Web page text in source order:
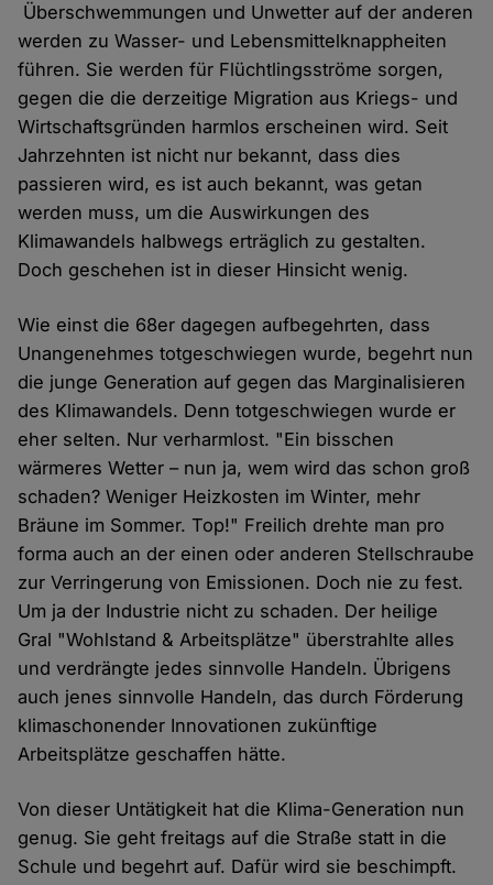
Überschwemmungen und Unwetter auf der anderen
werden zu Wasser- und Lebensmittelknappheiten
führen. Sie werden für Flüchtlingsströme sorgen,
gegen die die derzeitige Migration aus Kriegs- und
Wirtschaftsgründen harmlos erscheinen wird. Seit
Jahrzehnten ist nicht nur bekannt, dass dies
passieren wird, es ist auch bekannt, was getan
werden muss, um die Auswirkungen des
Klimawandels halbwegs erträglich zu gestalten.
Doch geschehen ist in dieser Hinsicht wenig.
Wie einst die 68er dagegen aufbegehrten, dass
Unangenehmes totgeschwiegen wurde, begehrt nun
die junge Generation auf gegen das Marginalisieren
des Klimawandels. Denn totgeschwiegen wurde er
eher selten. Nur verharmlost. "Ein bisschen
wärmeres Wetter – nun ja, wem wird das schon groß
schaden? Weniger Heizkosten im Winter, mehr
Bräune im Sommer. Top!" Freilich drehte man pro
forma auch an der einen oder anderen Stellschraube
zur Verringerung von Emissionen. Doch nie zu fest.
Um ja der Industrie nicht zu schaden. Der heilige
Gral "Wohlstand & Arbeitsplätze" überstrahlte alles
und verdrängte jedes sinnvolle Handeln. Übrigens
auch jenes sinnvolle Handeln, das durch Förderung
klimaschonender Innovationen zukünftige
Arbeitsplätze geschaffen hätte.
Von dieser Untätigkeit hat die Klima-Generation nun
genug. Sie geht freitags auf die Straße statt in die
Schule und begehrt auf. Dafür wird sie beschimpft.